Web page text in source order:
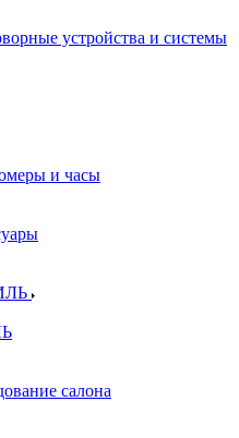
устройства и системы
и часы
салона